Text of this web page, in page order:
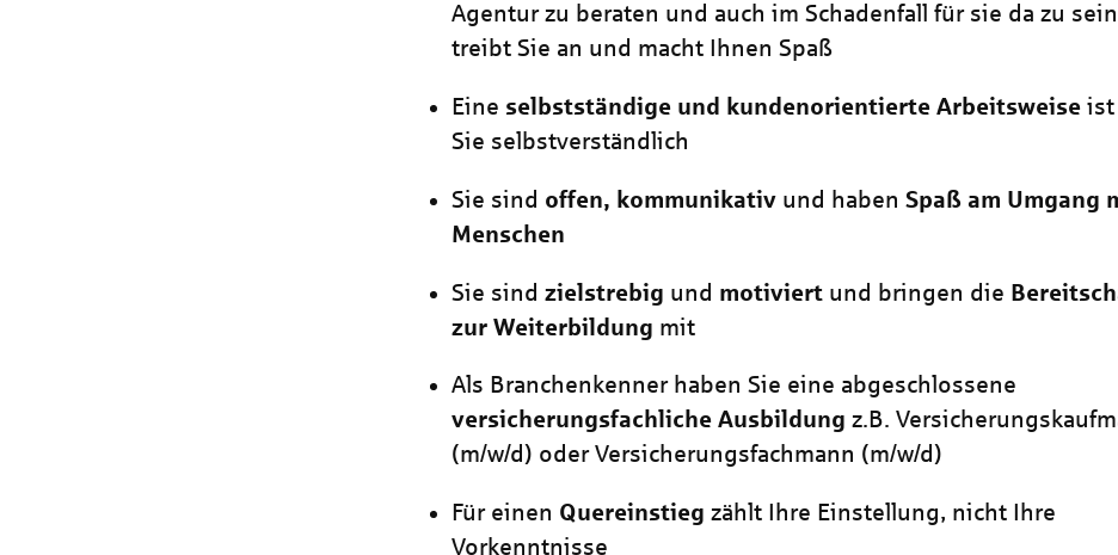
Agentur zu beraten und auch im Schadenfall für sie da zu
treibt Sie an und macht Ihnen Spaß
Eine selbstständige und kundenorientierte Arbeitsweise ist
Sie selbstverständlich
Sie sind offen, kommunikativ und habenSpaß am Umgang
Menschen
Sie sindzielstrebig und motiviert und bringen die
zur Weiterbildung mit
Als Branchenkenner haben Sie eine abgeschlossene
versicherungsfachliche Ausbildung z.B.
(m/w/d) oder Versicherungsfachmann (m/w/d)
Für einen Quereinstiegzählt Ihre Einstellung, nicht Ihre
Vorkenntnisse